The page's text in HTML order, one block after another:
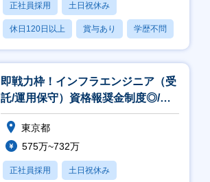
正社員採用 土日祝休み
休日120日以上 賞与あり 学歴不問
即戦力枠！インフラエンジニア（受
託/運用保守）資格報奨金制度◎/年
間休日125日
東京都
575万~732万
正社員採用 土日祝休み